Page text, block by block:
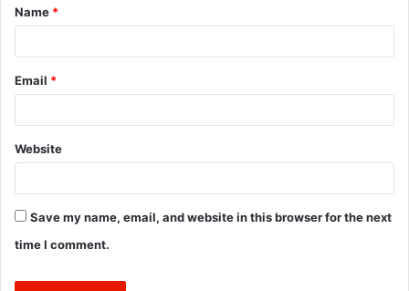
*
Name *
Email *
Website
Save my name, email, and website in this browser for the next
time I comment.